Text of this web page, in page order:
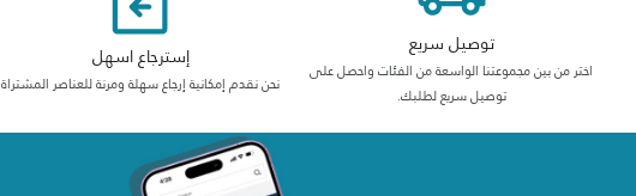
توصيل سريع
اختر من بين مجموعتنا الواسعة من الفئات واحصل على
توصيل سريع لطلبك.
إسترجاع اسهل
نحن نقدم إمكانية إرجاع سهلة ومرنة للعناصر المشتراة